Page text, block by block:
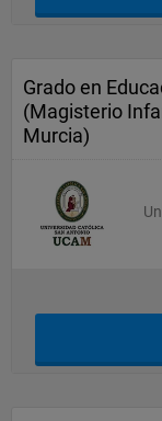
Grado en
(Magisterio
Murcia)